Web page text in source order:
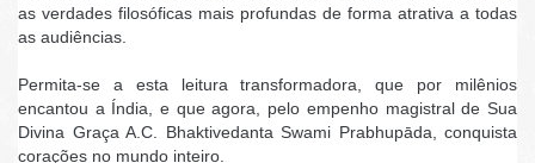
as verdades filosóficas mais profundas de forma atrativa a todas
as audiências.
Permita-se a esta leitura transformadora, que por milênios
encantou a Índia, e que agora, pelo empenho magistral de Sua
Divina Graça A.C. Bhaktivedanta Swami Prabhupāda, conquista
corações no mundo inteiro.